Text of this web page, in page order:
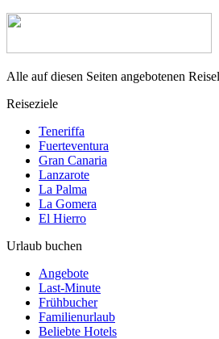
Alle auf diesen Seiten angebotenen
Reiseziele
Teneriffa
Fuerteventura
Gran Canaria
Lanzarote
La Palma
La Gomera
El Hierro
Urlaub buchen
Angebote
Last-Minute
Frühbucher
Familienurlaub
Beliebte Hotels